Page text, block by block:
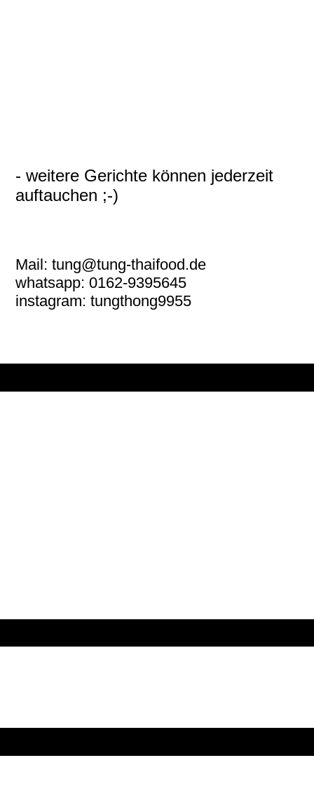
- weitere Gerichte können jederzeit
auftauchen ;-)
Mail: tung@tung-thaifood.de
whatsapp: 0162-9395645
instagram: tungthong9955